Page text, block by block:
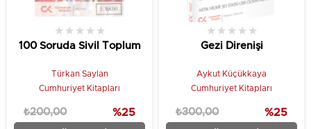
100 Soruda Sivil Toplum
★ ★ ★ ★ ★
Türkan Saylan
Cumhuriyet Kitapları
₺200,00 %25
Gezi Direnişi
★ ★ ★ ★ ★
Aykut Küçükkaya
Cumhuriyet Kitapları
₺300,00 %25